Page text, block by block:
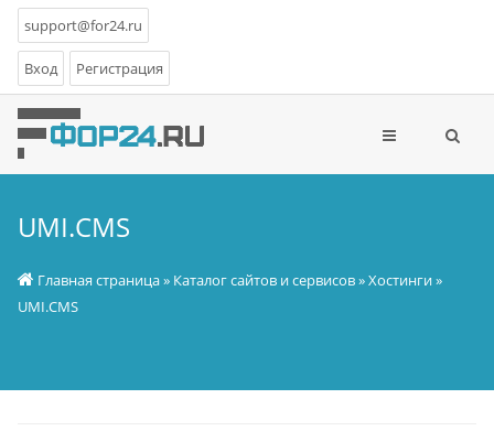
support@for24.ru
Вход Регистрация
UMI.CMS
Главная страница» Каталог сайтов и сервисов»Хостинги»
UMI.CMS